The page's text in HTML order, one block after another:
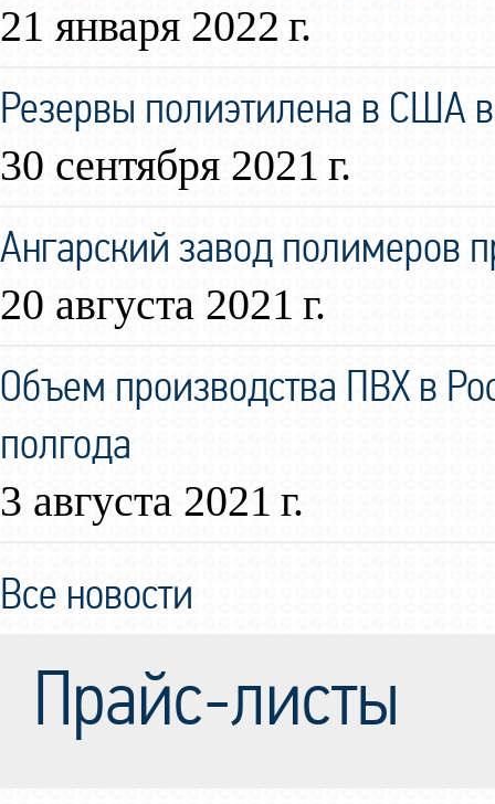
21 января 2022 г.
Резервы полиэтилена в США
30 сентября 2021 г.
Ангарский завод полимеров
20 августа 2021 г.
Объем производства ПВХ в
полгода
3 августа 2021 г.
Все новости
Прайс-листы